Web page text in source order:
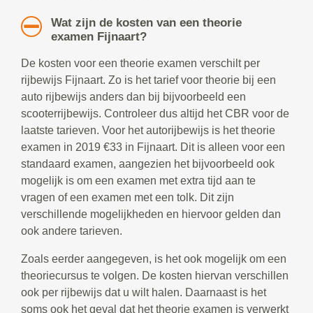
Wat zijn de kosten van een theorie
examen Fijnaart?
De kosten voor een theorie examen verschilt per
rijbewijs Fijnaart. Zo is het tarief voor theorie bij een
auto rijbewijs anders dan bij bijvoorbeeld een
scooterrijbewijs. Controleer dus altijd het CBR voor de
laatste tarieven. Voor het autorijbewijs is het theorie
examen in 2019 €33 in Fijnaart. Dit is alleen voor een
standaard examen, aangezien het bijvoorbeeld ook
mogelijk is om een examen met extra tijd aan te
vragen of een examen met een tolk. Dit zijn
verschillende mogelijkheden en hiervoor gelden dan
ook andere tarieven.
Zoals eerder aangegeven, is het ook mogelijk om een
theoriecursus te volgen. De kosten hiervan verschillen
ook per rijbewijs dat u wilt halen. Daarnaast is het
soms ook het geval dat het theorie examen is verwerkt